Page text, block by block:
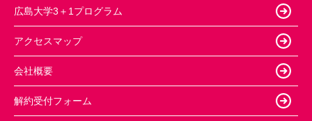
広島大学3＋1プログラム
アクセスマップ
会社概要
解約受付フォーム